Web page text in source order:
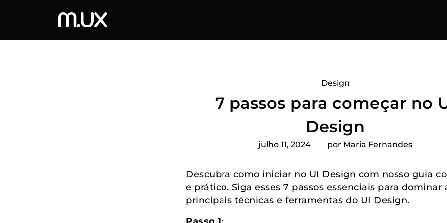
Design
7 passos para começar no
Design
julho 11, 2024 por Maria Fernandes
Descubra como iniciar no UI Design com nosso guia
e prático. Siga esses 7 passos essenciais para dominar
principais técnicas e ferramentas do UI Design.